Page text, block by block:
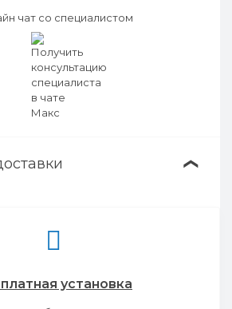
чат со специалистом
❯
установка